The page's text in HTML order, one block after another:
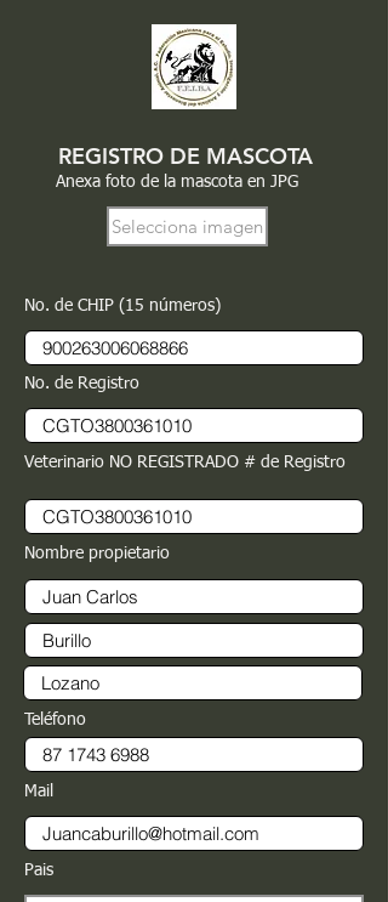
REGISTRO DE MASCOTA
Anexa foto de la mascota en JPG
Selecciona imagen
No. de CHIP (15 números)
No. de Registro
Veterinario NO REGISTRADO # de Registro
Nombre propietario
Teléfono
Mail
Pais